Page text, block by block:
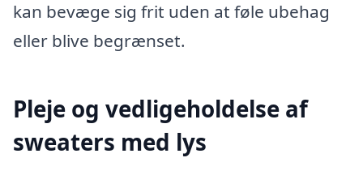
kan bevæge sig frit uden at føle ubehag
eller blive begrænset.
Pleje og vedligeholdelse af
sweaters med lys